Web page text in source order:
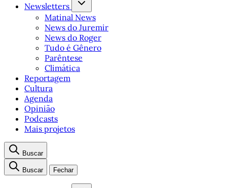
Newsletters
Matinal News
News do Juremir
News do Roger
Tudo é Gênero
Parêntese
Climática
Reportagem
Cultura
Agenda
Opinião
Podcasts
Mais projetos
Buscar
Buscar Fechar